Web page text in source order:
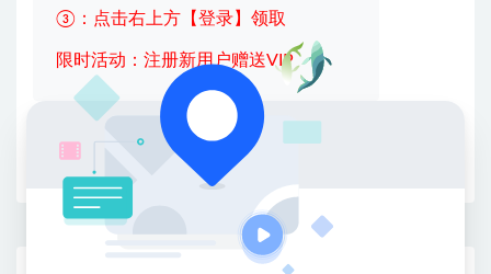
③：点击右上方【登录】领取
限时活动：注册新用户赠送VIP
收藏 链接